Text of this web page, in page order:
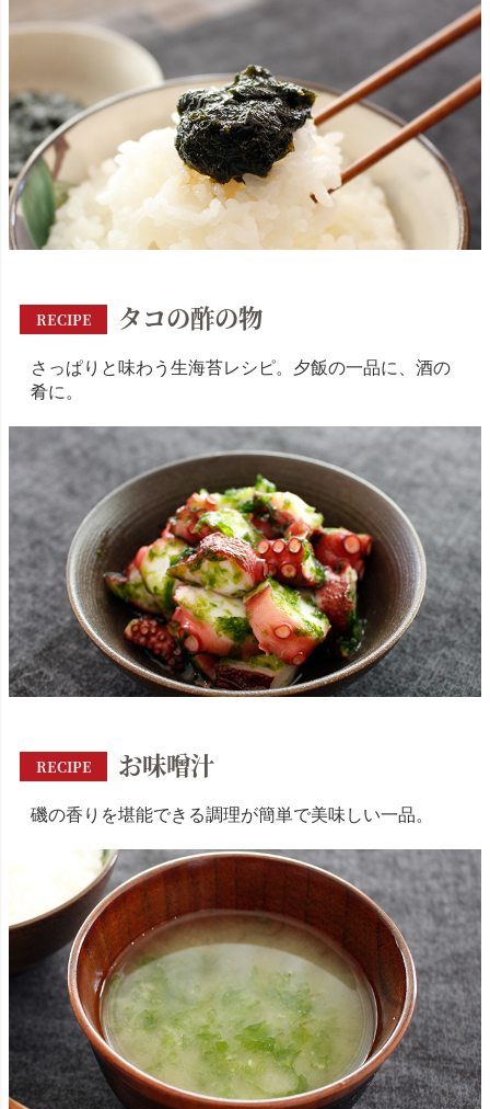
RECIPE タコの酢の物
さっぱりと味わう生海苔レシピ。夕飯の一品に、酒の
肴に。
RECIPE お味噌汁
磯の香りを堪能できる調理が簡単で美味しい一品。